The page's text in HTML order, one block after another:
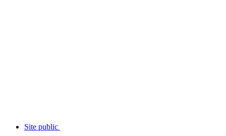
Site public